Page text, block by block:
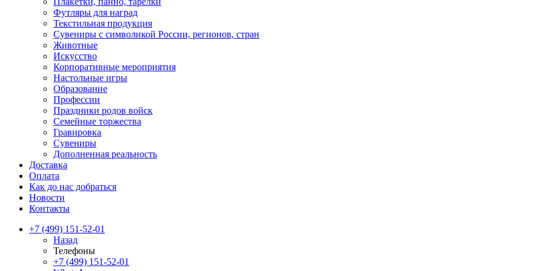
Футляры для наград
Текстильная продукция
Сувениры с символикой России, регионов, стран
Животные
Искусство
Корпоративные мероприятия
Настольные игры
Образование
Профессии
Праздники родов войск
Семейные торжества
Гравировка
Сувениры
Дополненная реальность
Доставка
Оплата
Как до нас добраться
Новости
Контакты
+7 (499) 151-52-01
Назад
Телефоны
+7 (499) 151-52-01